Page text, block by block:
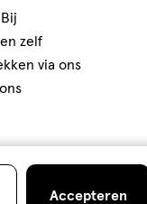
zelf
via ons
Accepteren